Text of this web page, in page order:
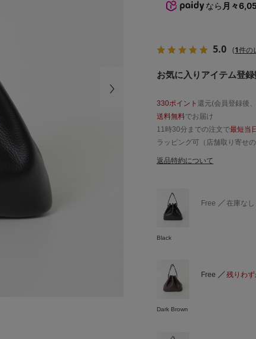
なら 月々
5.0 (1件の
お気に入りアイテム登録
330ポイント 還元(会員登録後
送料無料でお届け
11時30分までの注文で最短当
ラッピング可（店舗取り寄せの
返品特約について
Black
Free 在庫なし
Dark Brown
Free 残りわ